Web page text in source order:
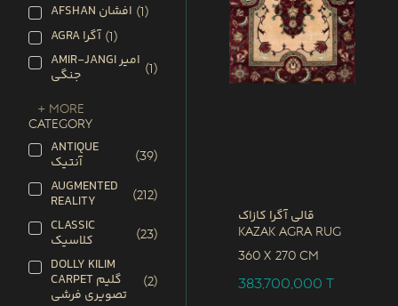
AFSHAN افشان (1)
AGRA آگرا (1)
AMIR-JANGI امیر
جنگی (1)
+ More
CATEGORY
ANTIQUE
آنتیک (39)
AUGMENTED
REALITY (212)
CLASSIC
کلاسیک (23)
DOLLY KILIM
CARPET گلیم
تصویری فرشی
(2)
قالی آگرا کازاک
Kazak Agra Rug
360 x 270 CM
383,700,000T